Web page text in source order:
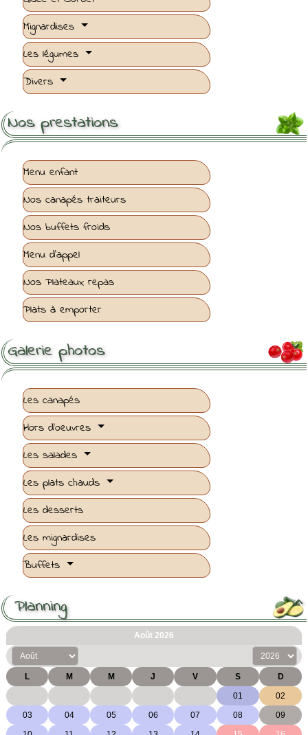
Mignardises
Les légumes
Divers
Nos prestations
Menu enfant
Nos canapés traiteurs
Nos buffets froids
Menu d'appel
Nos Plateaux repas
Plats à emporter

Galerie photos
Les canapés
Hors d'oeuvres
Les salades
Les plats chauds
Les desserts
Les mignardises
Buffets

Planning